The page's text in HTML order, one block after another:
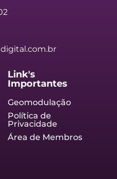
Link's
Importantes
Geomodulação
Política de
Privacidade
Área de Membros